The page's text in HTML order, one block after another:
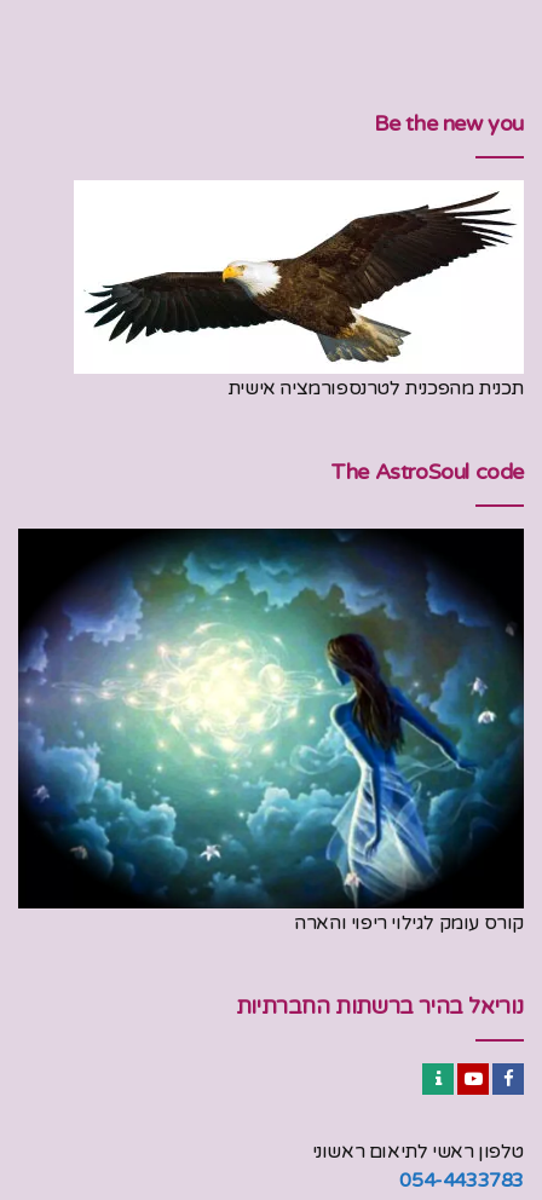
Be the new you
תכנית מהפכנית לטרנספורמציה אישית
The AstroSoul code
קורס עומק לגילוי ריפוי והארה
נוריאל בהיר ברשתות החברתיות
טלפון ראשי לתיאום ראשוני
054-4433783